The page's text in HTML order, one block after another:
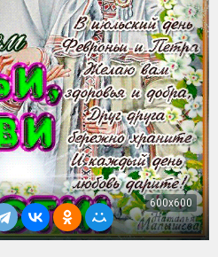
600x600